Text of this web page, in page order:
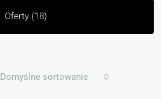
Oferty (18)
Domyślne sortowanie